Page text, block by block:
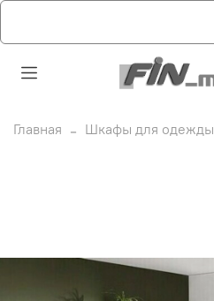
Главная Шкафы для одежды